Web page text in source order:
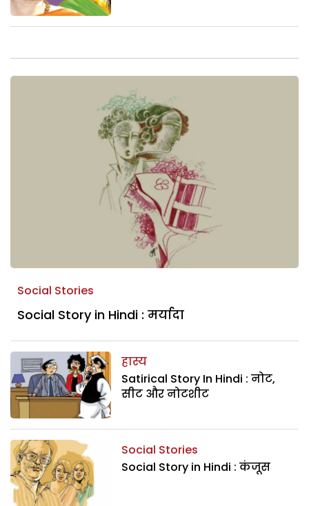
Social Stories
Social Story in Hindi : मर्यादा
हास्य
Satirical Story In Hindi : नोट,
सीट और नोटशीट
Social Stories
Social Story in Hindi : कंजूस